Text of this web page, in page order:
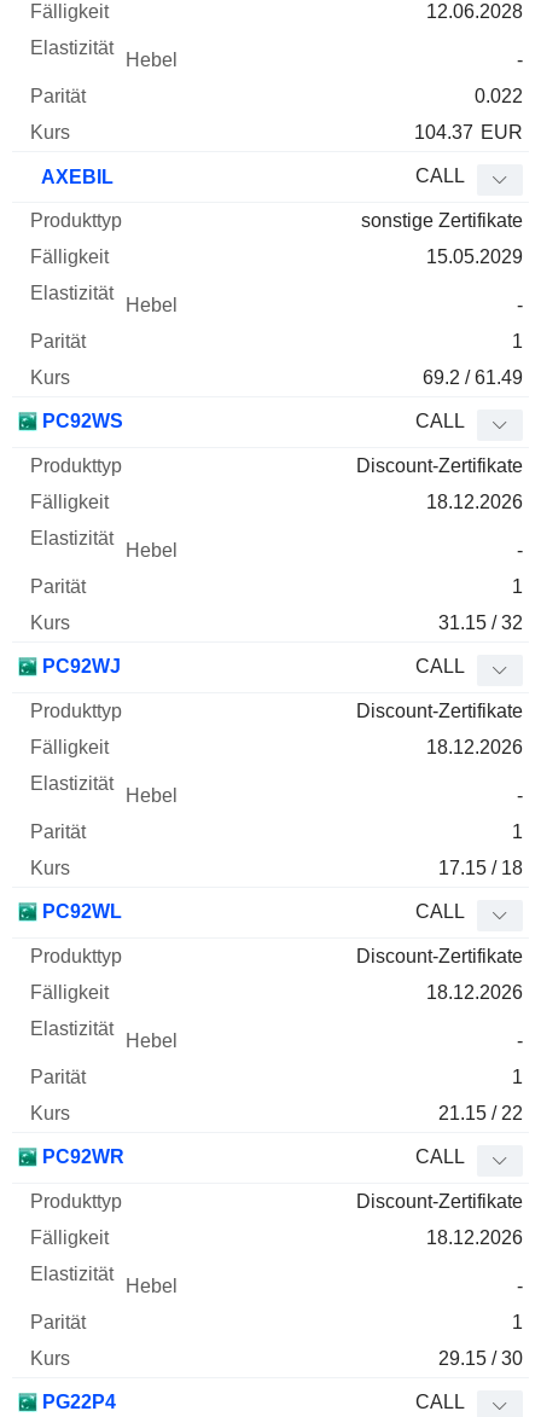
12.06.2028
-
0.022
104.37 EUR
AXEBIL CALL
sonstige Zertifikate
15.05.2029
-
1
69.2 / 61.49
PC92WS CALL
Discount-Zertifikate
18.12.2026
-
1
31.15 / 32
PC92WJ CALL
Discount-Zertifikate
18.12.2026
-
1
17.15 / 18
PC92WL CALL
Discount-Zertifikate
18.12.2026
-
1
21.15 / 22
PC92WR CALL
Discount-Zertifikate
18.12.2026
-
1
29.15 / 30
PG22P4 CALL